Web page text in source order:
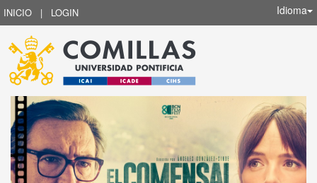
INICIO | LOGIN Idioma